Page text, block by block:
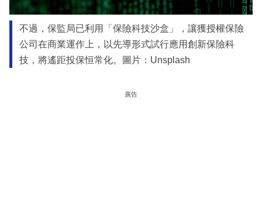
不過，保監局已利用「保險科技沙盒」，讓獲授權保險
公司在商業運作上，以先導形式試行應用創新保險科
技，將遙距投保恒常化。圖片：Unsplash
廣告